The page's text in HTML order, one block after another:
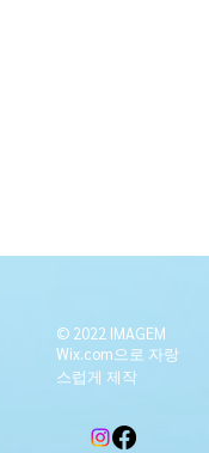
© 2022 IMAGEM
Wix.com으로 자랑
스럽게 제작